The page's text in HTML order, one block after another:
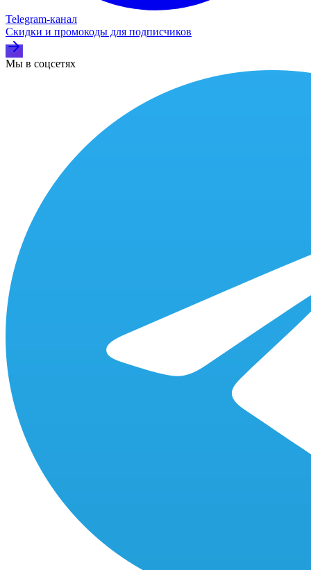
Telegram‑канал
Скидки и промокоды для подписчиков
Мы в соцсетях